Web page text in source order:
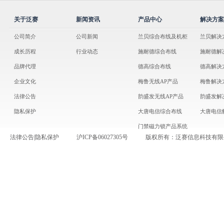
关于泛赛
公司简介
成长历程
品牌代理
企业文化
法律公告
隐私保护
新闻资讯
公司新闻
行业动态
产品中心
兰贝综合布线及机柜
施耐德综合布线
德高综合布线
梅鲁无线AP产品
韵盛发无线AP产品
大唐电信综合布线
门禁磁力锁产品系统
解决方案
兰贝解决
施耐德解
德高解决
梅鲁解决
韵盛发解
大唐电信
法律公告 隐私保护 沪ICP备06027305号 版权所有：泛赛信息科技有